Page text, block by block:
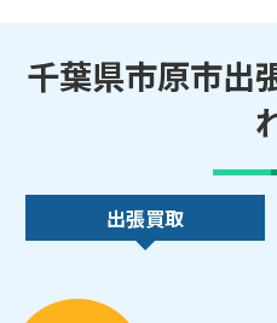
千葉県市原市出
出張買取